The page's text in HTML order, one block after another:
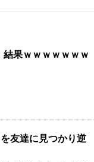
果ｗｗｗｗｗｗｗ
友達に見つかり逆